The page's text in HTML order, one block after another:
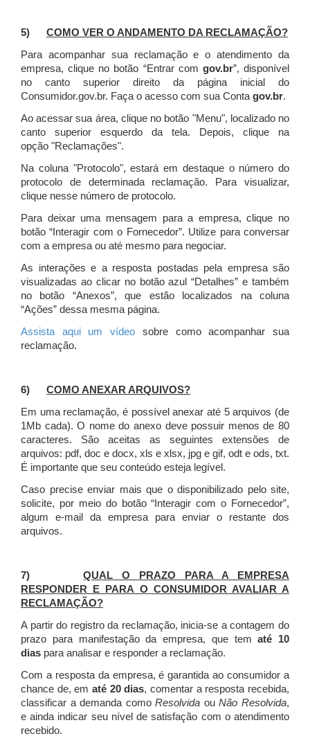
5) COMO VER O ANDAMENTO DA RECLAMAÇÃO?
Para acompanhar sua reclamação e o atendimento da
empresa, clique no botão “Entrar com gov.br”, disponível
no canto superior direito da página inicial do
Consumidor.gov.br. Faça o acesso com sua Contagov.br.
Ao acessar sua área, clique no botão "Menu", localizado no
canto superior esquerdo da tela. Depois, clique na
opção "Reclamações".
Na coluna "Protocolo", estará em destaque o número do
protocolo de determinada reclamação. Para visualizar,
clique nesse número de protocolo.
Para deixar uma mensagem para a empresa, clique no
botão “Interagir com o Fornecedor”. Utilize para conversar
com a empresa ou até mesmo para negociar.
As interações e a resposta postadas pela empresa são
visualizadas ao clicar no botão azul “Detalhes” e também
no botão “Anexos”, que estão localizados na coluna
“Ações” dessa mesma página.
Assista aqui um vídeo sobre como acompanhar sua
reclamação.
6) COMO ANEXAR ARQUIVOS?
Em uma reclamação, é possível anexar até 5 arquivos (de
1Mb cada). O nome do anexo deve possuir menos de 80
caracteres. São aceitas as seguintes extensões de
arquivos: pdf, doc e docx, xls e xlsx, jpg e gif, odt e ods, txt.
É importante que seu conteúdo esteja legível.
Caso precise enviar mais que o disponibilizado pelo site,
solicite, por meio do botão “Interagir com o Fornecedor”,
algum e-mail da empresa para enviar o restante dos
arquivos.
7)QUAL O PRAZO PARA A EMPRESA
RESPONDER E PARA O CONSUMIDOR AVALIAR A
RECLAMAÇÃO?
A partir do registro da reclamação, inicia-se a contagem do
prazo para manifestação da empresa, que tematé 10
dias para analisar e responder a reclamação.
Com a resposta da empresa, é garantida ao consumidor a
chance de, em até 20 dias, comentar a resposta recebida,
classificar a demanda comoResolvida ouNão Resolvida,
e ainda indicar seu nível de satisfação com o atendimento
recebido.